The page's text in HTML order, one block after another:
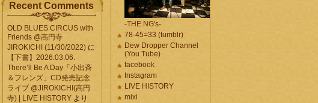
Recent Comments
OLD BLUES CIRCUS with
Friends @高円寺
JIROKICHI (11/30/2022) に
【下書】2026.03.06.
There’ll Be A Day「小出斉
＆フレンズ」CD発売記念
ライブ @JIROKICHI(高円
寺) | LIVE HISTORY より
-THE NG's-
78-45=33 (tumblr)
Dew Dropper Channel
(You Tube)
facebook
Instagram
LIVE HISTORY
mixi